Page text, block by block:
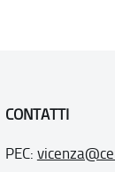
CONTATTI
PEC: